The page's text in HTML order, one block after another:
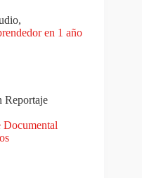
en 1 año
Reportaje
Documental